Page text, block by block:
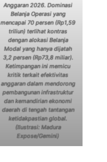
Anggaran 2026. Dominasi
Belanja Operasi yang
mencapai 70 persen (Rp1,59
triliun) terlihat kontras
dengan alokasi Belanja
Modal yang hanya dijatah
3,2 persen (Rp73,8 miliar).
Ketimpangan ini memicu
kritik terkait efektivitas
anggaran dalam mendorong
pembangunan infrastruktur
dan kemandirian ekonomi
daerah di tengah tantangan
ketidakpastian global.
(Ilustrasi: Madura
Expose/Gemini)